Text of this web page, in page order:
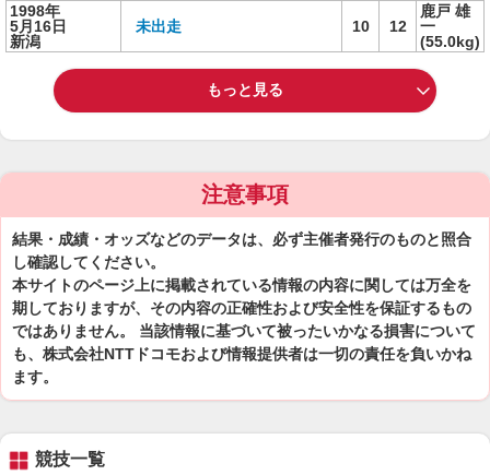
1998年
5月16日
新潟
未出走 10 12
鹿戸 雄
一
(55.0kg)
もっと見る
注意事項
結果・成績・オッズなどのデータは、必ず主催者発行のものと照合
し確認してください。
本サイトのページ上に掲載されている情報の内容に関しては万全を
期しておりますが、その内容の正確性および安全性を保証するもの
ではありません。 当該情報に基づいて被ったいかなる損害について
も、株式会社NTTドコモおよび情報提供者は一切の責任を負いかね
ます。
競技一覧